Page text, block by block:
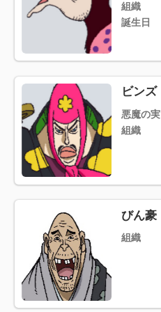
組織
誕生日
ビンズ
悪魔の実
組織
びん豪
組織